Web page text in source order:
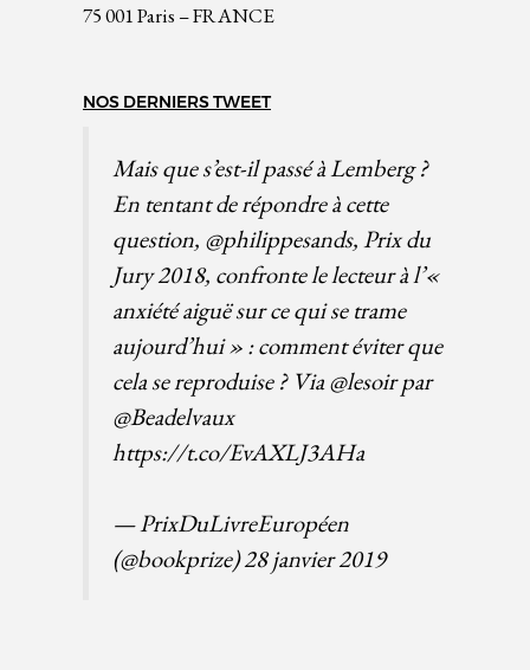
75 001 Paris – FRANCE
NOS DERNIERS TWEET
Mais que s’est-il passé à Lemberg ?
En tentant de répondre à cette
question, @philippesands, Prix du
Jury 2018, confronte le lecteur à l’«
anxiété aiguë sur ce qui se trame
aujourd’hui » : comment éviter que
cela se reproduise ? Via@lesoirpar
@Beadelvaux
https://t.co/EvAXLJ3AHa
— PrixDuLivreEuropéen
(@bookprize)28 janvier 2019